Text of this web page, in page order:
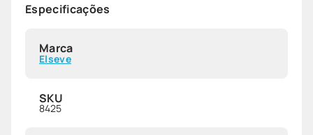
Especificações
Marca
Elseve
SKU
8425